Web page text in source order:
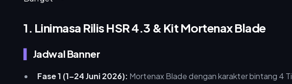
1. Linimasa Rilis HSR 4.3 & Kit Mortenax Blade
Jadwal Banner
Fase 1 (1–24 Juni 2026): Mortenax Blade dengan karakter bintang 4